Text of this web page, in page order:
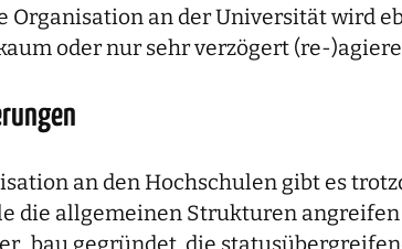
an der Universität wird
oder nur sehr verzögert (re-
an den Hochschulen gibt es
die allgemeinen Strukturen